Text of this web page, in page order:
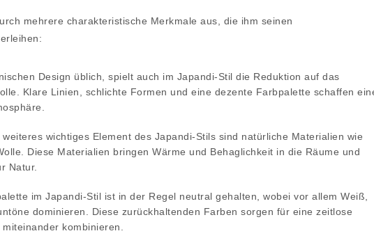
mehrere charakteristische Merkmale aus, die ihm seinen
Design üblich, spielt auch im Japandi-Stil die Reduktion auf das
Klare Linien, schlichte Formen und eine dezente Farbpalette schaffen
weiteres wichtiges Element des Japandi-Stils sind natürliche Materialien wie
Diese Materialien bringen Wärme und Behaglichkeit in die Räume und
Natur.
im Japandi-Stil ist in der Regel neutral gehalten, wobei vor allem Weiß,
dominieren. Diese zurückhaltenden Farben sorgen für eine zeitlose
kombinieren.